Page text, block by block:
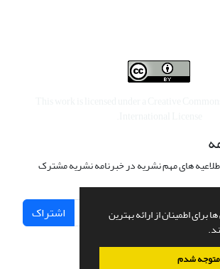
اطمینان از ارائه بهترین
متوجه شدم
های مهم نشریه در خبرنامه نشریه مشترک
اشتراک